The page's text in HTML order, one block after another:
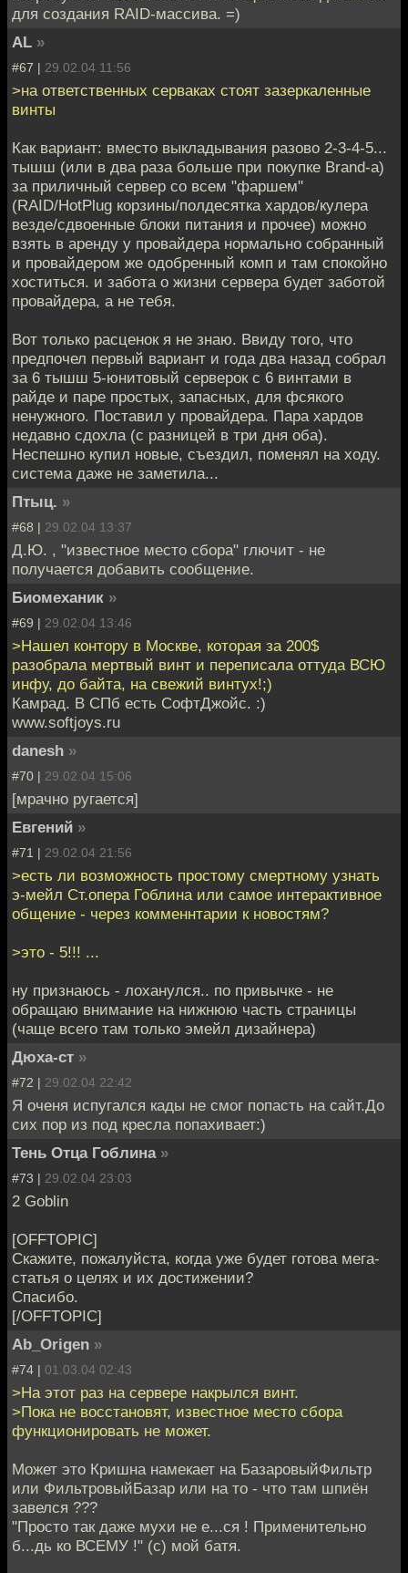
для создания RAID-массива. =)
AL »
#67 | 29.02.04 11:56
>на ответственных серваках стоят зазеркаленные
винты
Как вариант: вместо выкладывания разово 2-3-4-5...
тышш (или в два раза больше при покупке Brand-а)
за приличный сервер со всем "фаршем"
(RAID/HotPlug корзины/полдесятка хардов/кулера
везде/сдвоенные блоки питания и прочее) можно
взять в аренду у провайдера нормально собранный
и провайдером же одобренный комп и там спокойно
хоститься. и забота о жизни сервера будет заботой
провайдера, а не тебя.
Вот только расценок я не знаю. Ввиду того, что
предпочел первый вариант и года два назад собрал
за 6 тышш 5-юнитовый серверок с 6 винтами в
райде и паре простых, запасных, для фсякого
ненужного. Поставил у провайдера. Пара хардов
недавно сдохла (с разницей в три дня оба).
Неспешно купил новые, съездил, поменял на ходу.
система даже не заметила...
Птыц. »
#68 | 29.02.04 13:37
Д.Ю. , "известное место сбора" глючит - не
получается добавить сообщение.
Биомеханик »
#69 | 29.02.04 13:46
>Нашел контору в Москве, которая за 200$
разобрала мертвый винт и переписала оттуда ВСЮ
инфу, до байта, на свежий винтух!;)
Камрад. В СПб есть СофтДжойс. :)
www.softjoys.ru
danesh »
#70 | 29.02.04 15:06
[мрачно ругается]
Евгений »
#71 | 29.02.04 21:56
>есть ли возможность простому смертному узнать
э-мейл Ст.опера Гоблина или самое интерактивное
общение - через комменнтарии к новостям?
>это - 5!!! ...
ну признаюсь - лоханулся.. по привычке - не
обращаю внимание на нижнюю часть страницы
(чаще всего там только эмейл дизайнера)
Дюха-ст »
#72 | 29.02.04 22:42
Я оченя испугался кады не смог попасть на сайт.До
сих пор из под кресла попахивает:)
Тень Отца Гоблина »
#73 | 29.02.04 23:03
2 Goblin
[OFFTOPIC]
Скажите, пожалуйста, когда уже будет готова мега-
статья о целях и их достижении?
Спасибо.
[/OFFTOPIC]
Ab_Origen »
#74 | 01.03.04 02:43
>На этот раз на сервере накрылся винт.
>Пока не восстановят, известное место сбора
функционировать не может.
Может это Кришна намекает на БазаровыйФильтр
или ФильтровыйБазар или на то - что там шпиён
завелся ???
"Просто так даже мухи не е...ся ! Применительно
б...дь ко ВСЕМУ !" (с) мой батя.